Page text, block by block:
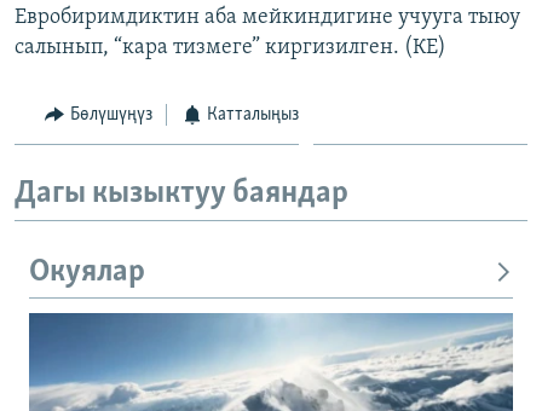
Евробиримдиктин аба мейкиндигине учууга тыюу
салынып, “кара тизмеге” киргизилген. (КЕ)
Бөлүшүңүз Катталыңыз
Дагы кызыктуу баяндар
Окуялар